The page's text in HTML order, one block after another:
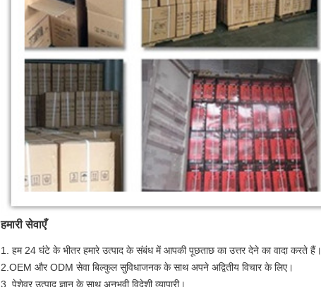
हमारी सेवाएँ
1. हम 24 घंटे के भीतर हमारे उत्पाद के संबंध में आपकी पूछताछ का उत्तर देने का वादा करते हैं।
2.OEM और ODM सेवा बिल्कुल सुविधाजनक के साथ अपने अद्वितीय विचार के लिए।
3. पेशेवर उत्पाद ज्ञान के साथ अनुभवी विदेशी व्यापारी।